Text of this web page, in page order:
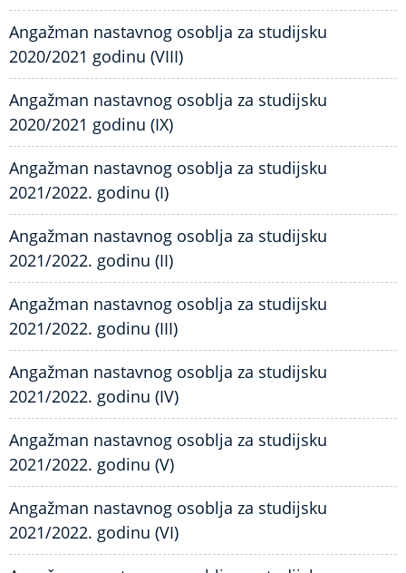
Angažman nastavnog osoblja za studijsku
2020/2021 godinu (VIII)
Angažman nastavnog osoblja za studijsku
2020/2021 godinu (IX)
Angažman nastavnog osoblja za studijsku
2021/2022. godinu (I)
Angažman nastavnog osoblja za studijsku
2021/2022. godinu (II)
Angažman nastavnog osoblja za studijsku
2021/2022. godinu (III)
Angažman nastavnog osoblja za studijsku
2021/2022. godinu (IV)
Angažman nastavnog osoblja za studijsku
2021/2022. godinu (V)
Angažman nastavnog osoblja za studijsku
2021/2022. godinu (VI)